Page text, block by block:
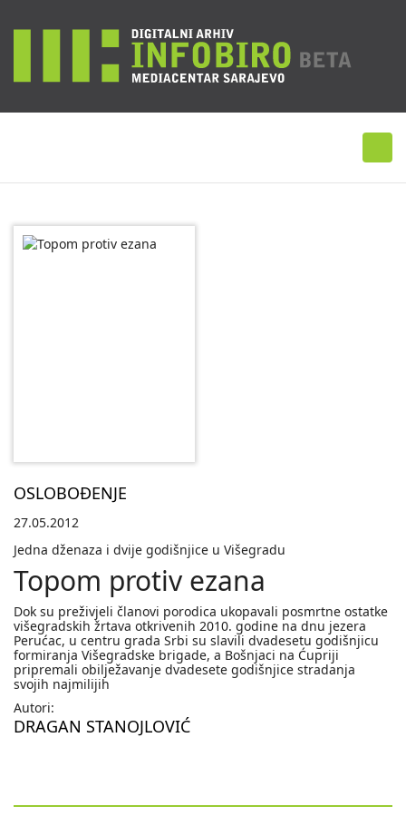
OSLOBOĐENJE
27.05.2012
Jedna dženaza i dvije godišnjice u Višegradu
Topom protiv ezana
Dok su preživjeli članovi porodica ukopavali posmrtne ostatke
višegradskih žrtava otkrivenih 2010. godine na dnu jezera
Perućac, u centru grada Srbi su slavili dvadesetu godišnjicu
formiranja Višegradske brigade, a Bošnjaci na Ćupriji
pripremali obilježavanje dvadesete godišnjice stradanja
svojih najmilijih
Autori:
DRAGAN STANOJLOVIĆ